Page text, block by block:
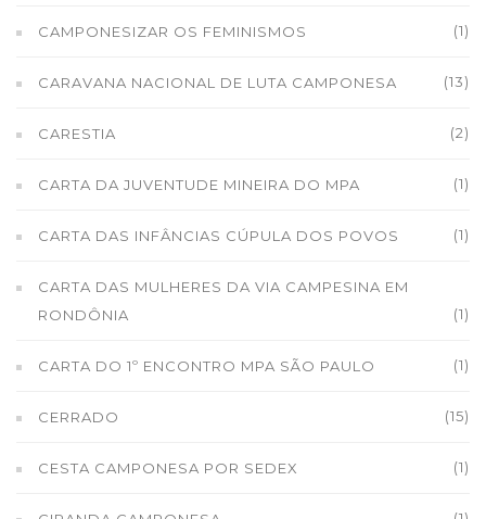
CAMPONESIZAR OS FEMINISMOS (1)
CARAVANA NACIONAL DE LUTA CAMPONESA (13)
CARESTIA (2)
CARTA DA JUVENTUDE MINEIRA DO MPA (1)
CARTA DAS INFÂNCIAS CÚPULA DOS POVOS (1)
CARTA DAS MULHERES DA VIA CAMPESINA EM
RONDÔNIA
(1)
CARTA DO 1º ENCONTRO MPA SÃO PAULO (1)
CERRADO (15)
CESTA CAMPONESA POR SEDEX (1)